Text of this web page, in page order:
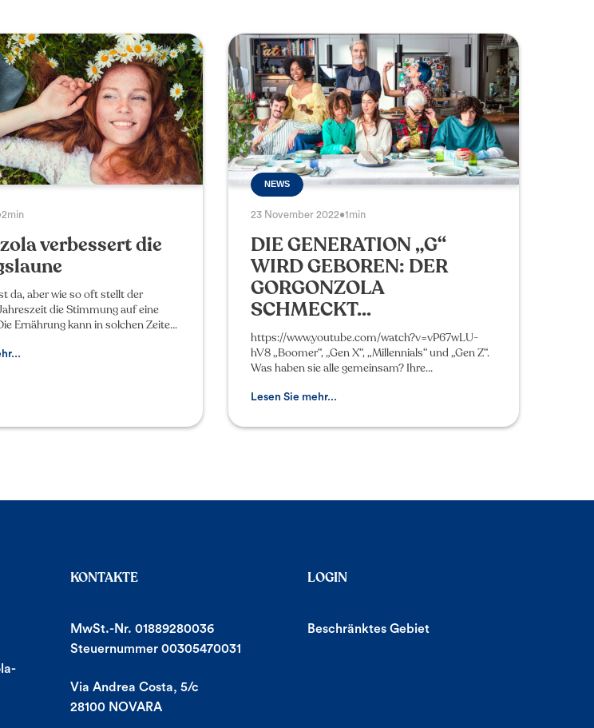
2min
verbessert die
da, aber wie so oft stellt der
die Stimmung auf eine
Ernährung kann in solchen Zeiten
NEWS
23 November 2022•1min
DIE GENERATION „G“
WIRD GEBOREN: DER
GORGONZOLA
SCHMECKT...
https://www.youtube.com/watch?v=vP67wLU-
hV8 „Boomer“, „Gen X“, „Millennials“ und „Gen Z“.
Was haben sie alle gemeinsam? Ihre
Gorgonzola! Auf diese Weise ist eine n
Lesen Sie mehr...
KONTAKTE
MwSt.-Nr. 01889280036
Steuernummer 00305470031
Via Andrea Costa, 5/c
28100 NOVARA
LOGIN
Beschränktes Gebiet